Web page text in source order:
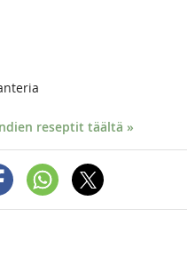
reseptit täältä »